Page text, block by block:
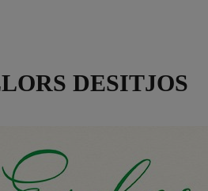
DESITJOS